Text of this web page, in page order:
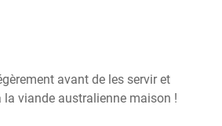
avant de les servir et
la viande australienne maison !